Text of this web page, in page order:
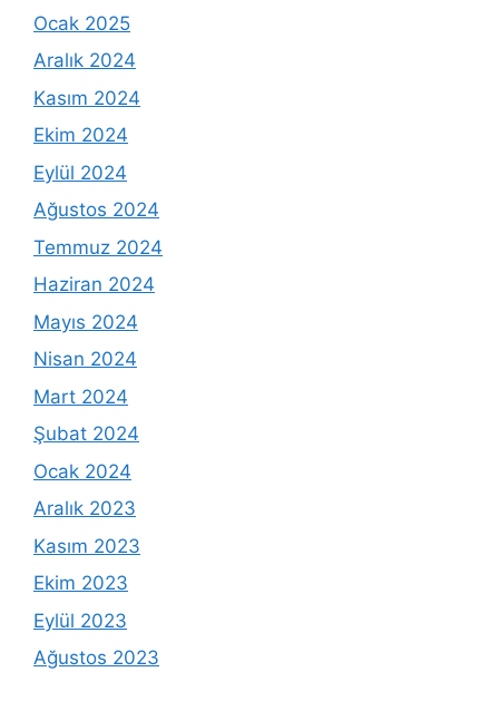
Ocak 2025
Aralık 2024
Kasım 2024
Ekim 2024
Eylül 2024
Ağustos 2024
Temmuz 2024
Haziran 2024
Mayıs 2024
Nisan 2024
Mart 2024
Şubat 2024
Ocak 2024
Aralık 2023
Kasım 2023
Ekim 2023
Eylül 2023
Ağustos 2023